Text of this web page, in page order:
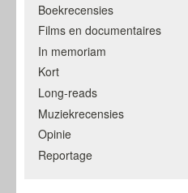
Boekrecensies
Films en documentaires
In memoriam
Kort
Long-reads
Muziekrecensies
Opinie
Reportage